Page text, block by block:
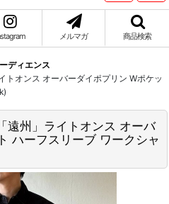
メルマガ 商品検索
ディエンス
トオンス オーバーダイポプリン Wポケッ
遠州」ライトオンス オーバ
ハーフスリーブ ワークシャ